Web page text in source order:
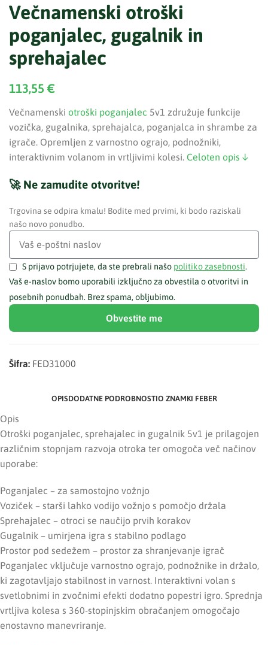
Večnamenski otroški
poganjalec, gugalnik in
sprehajalec
113,55 €
Večnamenski otroški poganjalec 5v1 združuje funkcije
vozička, gugalnika, sprehajalca, poganjalca in shrambe za
igrače. Opremljen z varnostno ograjo, podnožniki,
interaktivnim volanom in vrtljivimi kolesi. Celoten opis ↓
🚀 Ne zamudite otvoritve!
Trgovina se odpira kmalu! Bodite med prvimi, ki bodo raziskali
našo novo ponudbo.
S prijavo potrjujete, da ste prebrali našo politiko zasebnosti.
Vaš e-naslov bomo uporabili izključno za obvestila o otvoritvi in
posebnih ponudbah. Brez spama, obljubimo.
Obvestite me
Šifra: FED31000
OPISDODATNE PODROBNOSTIO ZNAMKI FEBER
Opis
Otroški poganjalec, sprehajalec in gugalnik 5v1 je prilagojen
različnim stopnjam razvoja otroka ter omogoča več načinov
uporabe:
Poganjalec – za samostojno vožnjo
Voziček – starši lahko vodijo vožnjo s pomočjo držala
Sprehajalec – otroci se naučijo prvih korakov
Gugalnik – umirjena igra s stabilno podlago
Prostor pod sedežem – prostor za shranjevanje igrač
Poganjalec vključuje varnostno ograjo, podnožnike in držalo,
ki zagotavljajo stabilnost in varnost. Interaktivni volan s
svetlobnimi in zvočnimi efekti dodatno popestri igro. Sprednja
vrtljiva kolesa s 360-stopinjskim obračanjem omogočajo
enostavno manevriranje.